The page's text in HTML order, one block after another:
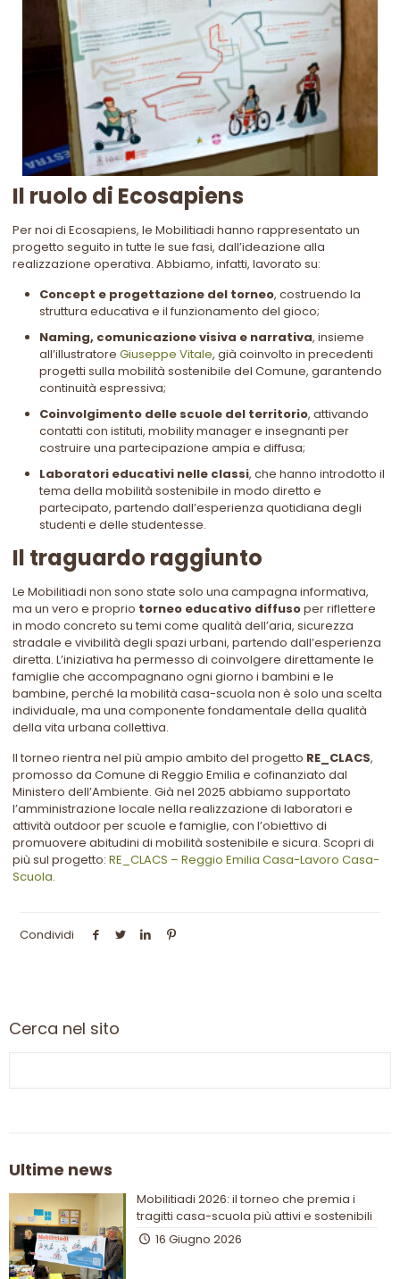
Il ruolo di Ecosapiens
Per noi di Ecosapiens, le Mobilitiadi hanno rappresentato un
progetto seguito in tutte le sue fasi, dall’ideazione alla
realizzazione operativa. Abbiamo, infatti, lavorato su:
Concept e progettazione del torneo, costruendo la
struttura educativa e il funzionamento del gioco;
Naming, comunicazione visiva e narrativa, insieme
all’illustratoreGiuseppe Vitale, già coinvolto in precedenti
progetti sulla mobilità sostenibile del Comune, garantendo
continuità espressiva;
Coinvolgimento delle scuole del territorio, attivando
contatti con istituti, mobility manager e insegnanti per
costruire una partecipazione ampia e diffusa;
Laboratori educativi nelle classi, che hanno introdotto il
tema della mobilità sostenibile in modo diretto e
partecipato, partendo dall’esperienza quotidiana degli
studenti e delle studentesse.
Il traguardo raggiunto
Le Mobilitiadi non sono state solo una campagna informativa,
ma un vero e proprio torneo educativo diffusoper riflettere
in modo concreto su temi come qualità dell’aria, sicurezza
stradale e vivibilità degli spazi urbani, partendo dall’esperienza
diretta. L’iniziativa ha permesso di coinvolgere direttamente le
famiglie che accompagnano ogni giorno i bambini e le
bambine, perché la mobilità casa-scuola non è solo una scelta
individuale, ma una componente fondamentale della qualità
della vita urbana collettiva.
Il torneo rientra nel più ampio ambito del progetto RE_CLACS,
promosso da Comune di Reggio Emilia e cofinanziato dal
Ministero dell’Ambiente. Già nel 2025 abbiamo supportato
l’amministrazione locale nella realizzazione di laboratori e
attività outdoor per scuole e famiglie, con l’obiettivo di
promuovere abitudini di mobilità sostenibile e sicura. Scopri di
più sul progetto:RE_CLACS – Reggio Emilia Casa-Lavoro Casa-
Scuola.
Condividi
Cerca nel sito
Ultime news
Mobilitiadi 2026: il torneo che premia i
tragitti casa-scuola più attivi e sostenibili
16 Giugno 2026